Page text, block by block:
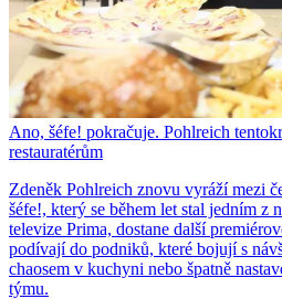
Ano, šéfe! pokračuje. Pohlreich
restauratérům
Zdeněk Pohlreich znovu vyráží mezi
šéfe!, který se během let stal jedním z
televize Prima, dostane další
podívají do podniků, které bojují s
chaosem v kuchyni nebo špatně
týmu.